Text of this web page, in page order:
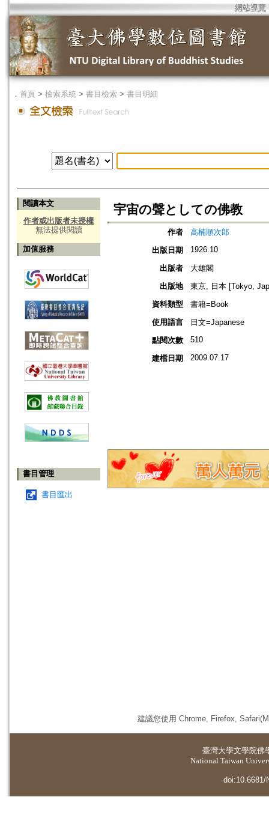
網站導覽
． 首頁 > 檢索系統 > 書目檢索 > 書目明細
閱讀本文
作者或出版者未授權
無法提供閱讀
加值服務
書目管理
書目匯出
宇宙の聲としての佛教
作者
高楠順次郎
出版日期
1926.10
出版者
大雄閣
出版地
東京, 日本 [Tokyo,
資料類型
書籍=Book
使用語言
日文=Japanese
點閱次數
510
建檔日期 2009.07.17
建議您使用 Chrome, Firefox,
臺灣大學文學院佛
National Taiwan
doi:10.6681/